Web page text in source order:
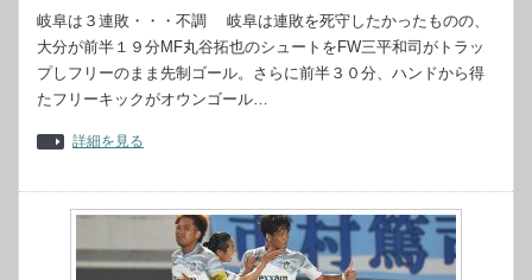
岐阜は３連敗・・・不調 岐阜は連敗を死守したかったものの、
大分が前半１９分MF丸谷拓也のシュートをFW三平和司がトラッ
プしフリーのまま先制ゴール。さらに前半３０分、ハンドから得
たフリーキックがオウンゴール…
詳細を見る